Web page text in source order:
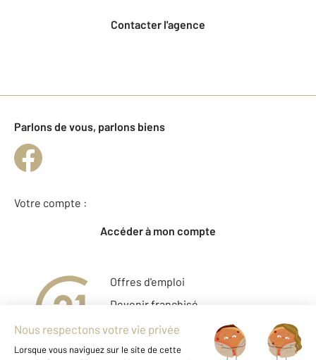
Contacter l'agence
Parlons de vous, parlons biens
Votre compte :
Accéder à mon compte
Offres d'emploi
Devenir franchisé
Entreprise et commerce
Fine Homes & Estates